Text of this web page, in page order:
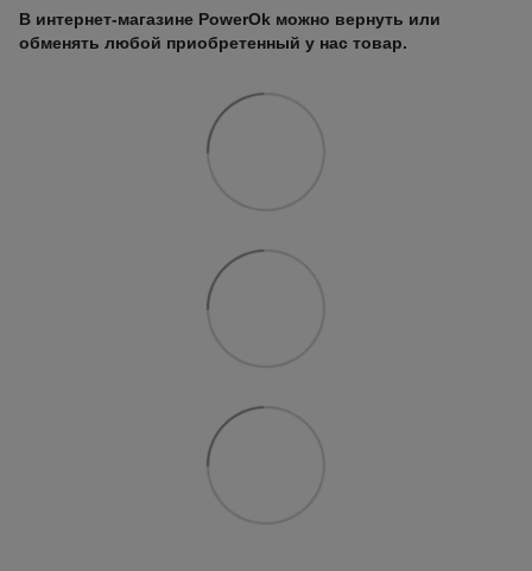
В интернет-магазине PowerOk можно вернуть или
обменять любой приобретенный у нас товар.